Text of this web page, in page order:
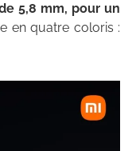
5,8 mm, pour un
en quatre coloris :